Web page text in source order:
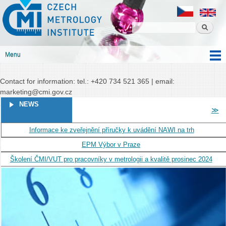
content
Czech metrology institute
Czech
metrology
institute
Menu
Contact for information: tel.: +420 734 521 365 | email:
marketing@cmi.gov.cz
NEWS
Informace ke zveřejnění příručky k uvádění NAWI na trh
EPM Výbor v Praze
Školení ČMI/VUT pro pracovníky v metrologii a kvalitě prosinec 2024
PAGES
≫